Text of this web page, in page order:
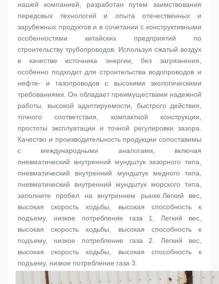
нашей компанией, разработан путем заимствования
передовых технологий и опыта отечественных и
зарубежных продуктов и в сочетании с конструктивными
особенностями китайских предприятий по
строительству трубопроводов. Используя сжатый воздух
в качестве источника энергии, без загрязнения,
особенно подходит для строительства водопроводов и
нефте- и газопроводов с высокими экологическими
требованиями. Он обладает преимуществами надежной
работы, высокой адаптируемости, быстрого действия,
точного соответствия, компактной конструкции,
простоты эксплуатации и точной регулировки зазора.
Качество и производительность продукции сопоставимы
с международными аналогами, включая
пневматический внутренний мундштук зазорного типа,
пневматический внутренний мундштук медного типа,
пневматический внутренний мундштук морского типа,
заполните пробел на внутреннем рынке. Легкий вес,
высокая скорость ходьбы, высокая способность к
подъему, низкое потребление газа 1. Легкий вес,
высокая скорость ходьбы, высокая способность к
подъему, низкое потребление газа 2. Легкий вес,
высокая скорость ходьбы, высокая способность к
подъему, низкое потребление газа 3.